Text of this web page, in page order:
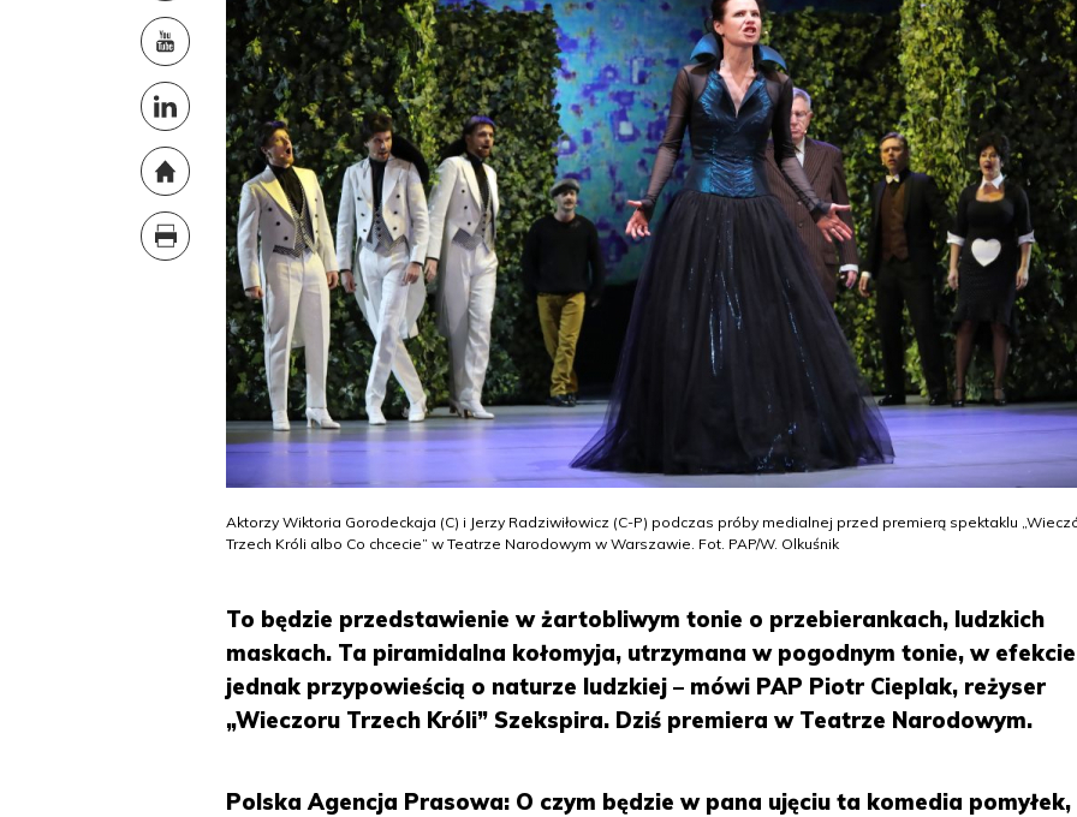
Aktorzy Wiktoria Gorodeckaja (C) i Jerzy Radziwiłowicz (C-P) podczas próby medialnej przed premierą spektaklu
Trzech Króli albo Co chcecie” w Teatrze Narodowym w Warszawie. Fot. PAP/W. Olkuśnik
To będzie przedstawienie w żartobliwym tonie o przebierankach, ludzkich
maskach. Ta piramidalna kołomyja, utrzymana w pogodnym tonie, w
jednak przypowieścią o naturze ludzkiej – mówi PAP Piotr Cieplak, reżyser
„Wieczoru Trzech Króli” Szekspira. Dziś premiera w Teatrze Narodowym.
Polska Agencja Prasowa: O czym będzie w pana ujęciu ta komedia pomyłek,